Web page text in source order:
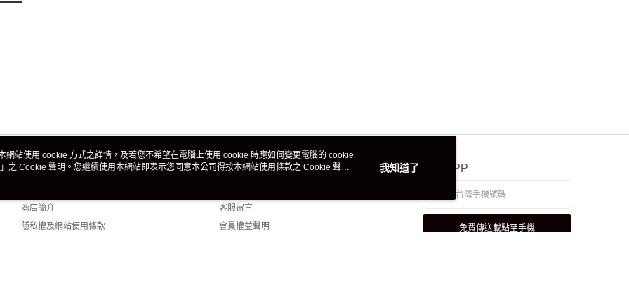
關於我們
商店簡介
隱私權及網站使用條款
客服資訊
客服留言
會員權益聲明
官方APP
免費傳送載點至手機
網站使用 cookie 方式之詳情，及若您不希望在電腦上使用 cookie 時應如何變更電腦的 cookie
」之 Cookie 聲明。您繼續使用本網站即表示您同意本公司得按本網站使用條款之 Cookie 聲明
我知道了